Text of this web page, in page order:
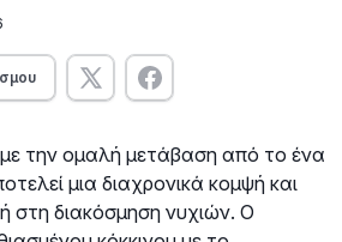
με την ομαλή μετάβαση από το ένα
μια διαχρονικά κομψή και
στη διακόσμηση νυχιών. Ο